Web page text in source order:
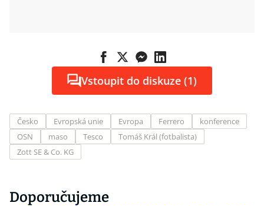
Vstoupit do diskuze (1)
Česko Evropská unie Evropa Ferrero
konference
OSN
maso Tesco
Tomáš Král (fotbalista)
Zott SE & Co. KG
Doporučujeme